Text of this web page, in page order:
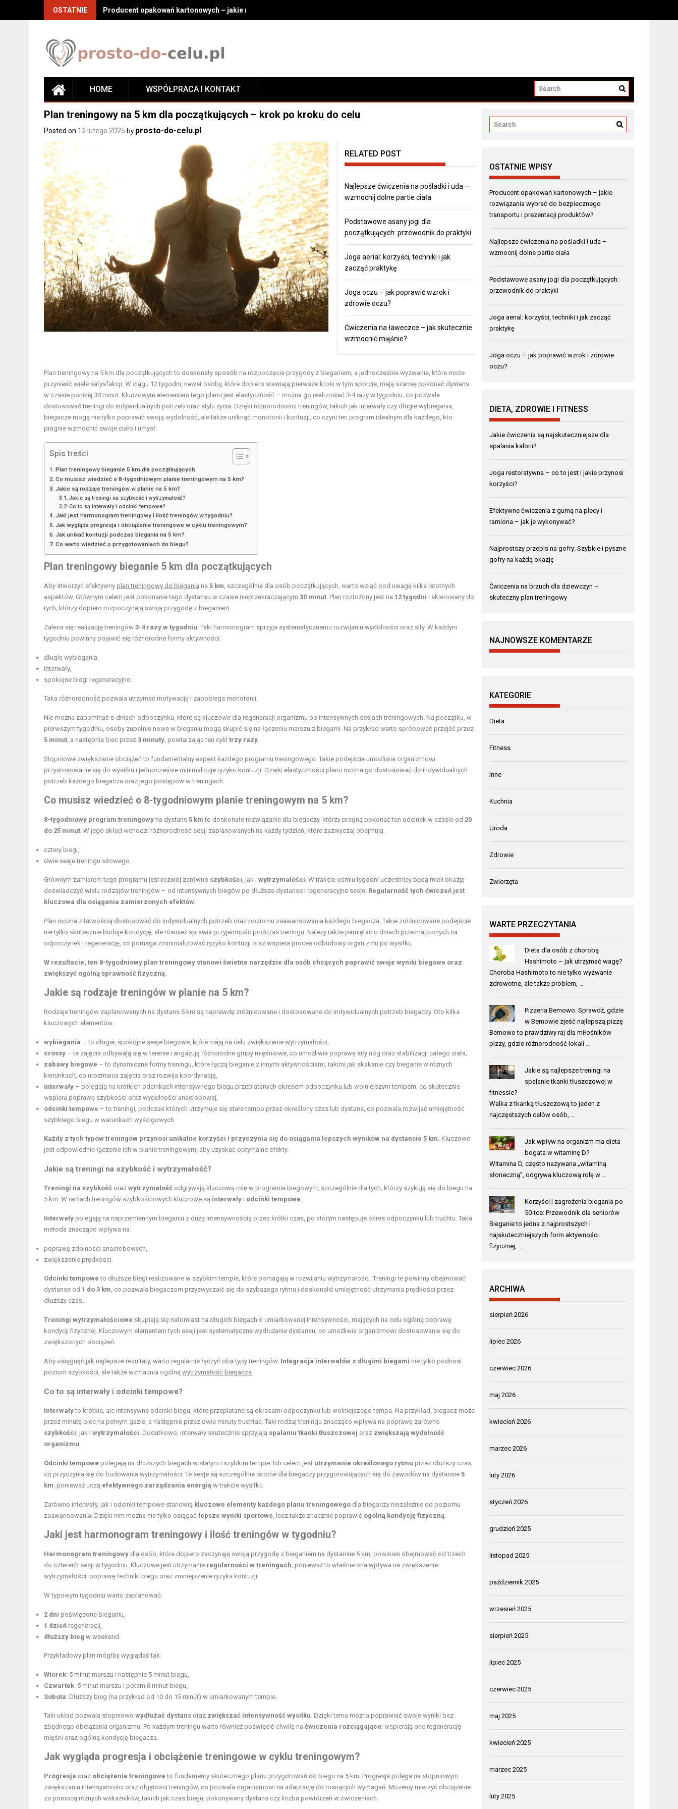
OSTATNIE Producent opakowań kartonowych – jakie rozwiązania wybrać do bezpiecznego transportu i prezentacji produktów?
HOME WSPÓŁPRACA I KONTAKT
Plan treningowy na 5 km dla początkujących – krok po kroku do celu
Posted on 12 lutego 2025 by prosto-do-celu.pl
RELATED POST
Najlepsze ćwiczenia na pośladki i uda –
wzmocnij dolne partie ciała
Podstawowe asany jogi dla
początkujących: przewodnik do praktyki
Joga aerial: korzyści, techniki i jak
zacząć praktykę
Joga oczu – jak poprawić wzrok i
zdrowie oczu?
Ćwiczenia na ławeczce – jak skutecznie
wzmocnić mięśnie?
Plan treningowy na 5 km dla początkujących to doskonały sposób na rozpoczęcie przygody z bieganiem, a jednocześnie wyzwanie, które może
przynieść wiele satysfakcji. W ciągu 12 tygodni, nawet osoby, które dopiero stawiają pierwsze kroki w tym sporcie, mają szansę pokonać dystans
w czasie poniżej 30 minut. Kluczowym elementem tego planu jest elastyczność – można go realizować 3-4 razy w tygodniu, co pozwala
dostosować treningi do indywidualnych potrzeb oraz stylu życia. Dzięki różnorodności treningów, takich jak interwały czy długie wybiegania,
biegacze mogą nie tylko poprawić swoją wydolność, ale także uniknąć monotonii i kontuzji, co czyni ten program idealnym dla każdego, kto
pragnie wzmocnić swoje ciało i umysł.
Spis treści
Plan treningowy bieganie 5 km dla początkujących
Co musisz wiedzieć o 8-tygodniowym planie treningowym na 5 km?
Jakie są rodzaje treningów w planie na 5 km?
Jakie są treningi na szybkość i wytrzymałość?
Co to są interwały i odcinki tempowe?
Jaki jest harmonogram treningowy i ilość treningów w tygodniu?
Jak wygląda progresja i obciążenie treningowe w cyklu treningowym?
Jak unikać kontuzji podczas biegania na 5 km?
Co warto wiedzieć o przygotowaniach do biegu?
Plan treningowy bieganie 5 km dla początkujących
Aby stworzyć efektywny plan treningowy do biegania na 5 km, szczególnie dla osób początkujących, warto wziąć pod uwagę kilka istotnych
aspektów. Głównym celem jest pokonanie tego dystansu w czasie nieprzekraczającym 30 minut. Plan rozłożony jest na 12 tygodni i skierowany do
tych, którzy dopiero rozpoczynają swoją przygodę z bieganiem.
Zaleca się realizację treningów 3-4 razy w tygodniu. Taki harmonogram sprzyja systematycznemu rozwijaniu wydolności oraz siły. W każdym
tygodniu powinny pojawić się różnorodne formy aktywności:
długie wybiegania,
interwały,
spokojne biegi regeneracyjne.
Taka różnorodność pozwala utrzymać motywację i zapobiega monotonii.
Nie można zapominać o dniach odpoczynku, które są kluczowe dla regeneracji organizmu po intensywnych sesjach treningowych. Na początku, w
pierwszym tygodniu, osoby zupełnie nowe w bieganiu mogą skupić się na łączeniu marszu z biegami. Na przykład warto spróbować przejść przez
5 minut, a następnie biec przez 3 minuty, powtarzając ten cykl trzy razy.
Stopniowe zwiększanie obciążeń to fundamentalny aspekt każdego programu treningowego. Takie podejście umożliwia organizmowi
przystosowanie się do wysiłku i jednocześnie minimalizuje ryzyko kontuzji. Dzięki elastyczności planu można go dostosować do indywidualnych
potrzeb każdego biegacza oraz jego postępów w treningach.
Co musisz wiedzieć o 8-tygodniowym planie treningowym na 5 km?
8-tygodniowy program treningowy na dystans 5 km to doskonałe rozwiązanie dla biegaczy, którzy pragną pokonać ten odcinek w czasie od 20
do 25 minut. W jego skład wchodzi różnorodność sesji zaplanowanych na każdy tydzień, które zazwyczaj obejmują:
cztery biegi,
dwie sesje treningu siłowego.
Głównym zamiarem tego programu jest rozwój zarówno szybkości, jak i wytrzymałości. W trakcie ośmiu tygodni uczestnicy będą mieli okazję
doświadczyć wielu rodzajów treningów – od intensywnych biegów po dłuższe dystanse i regeneracyjne sesje. Regularność tych ćwiczeń jest
kluczowa dla osiągania zamierzonych efektów.
Plan można z łatwością dostosować do indywidualnych potrzeb oraz poziomu zaawansowania każdego biegacza. Takie zróżnicowane podejście
nie tylko skutecznie buduje kondycję, ale również sprawia przyjemność podczas treningu. Należy także pamiętać o dniach przeznaczonych na
odpoczynek i regenerację, co pomaga zminimalizować ryzyko kontuzji oraz wspiera proces odbudowy organizmu po wysiłku.
W rezultacie, ten 8-tygodniowy plan treningowy stanowi świetne narzędzie dla osób chcących poprawić swoje wyniki biegowe oraz
zwiększyć ogólną sprawność fizyczną.
Jakie są rodzaje treningów w planie na 5 km?
Rodzaje treningów zaplanowanych na dystans 5 km są naprawdę zróżnicowane i dostosowane do indywidualnych potrzeb biegaczy. Oto kilka
kluczowych elementów:
wybiegania – to długie, spokojne sesje biegowe, które mają na celu zwiększenie wytrzymałości,
crossy – te zajęcia odbywają się w terenie i angażują różnorodne grupy mięśniowe, co umożliwia poprawę siły nóg oraz stabilizacji całego ciała,
zabawy biegowe – to dynamiczne formy treningu, które łączą bieganie z innymi aktywnościami, takimi jak skakanie czy bieganie w różnych
kierunkach, co urozmaica zajęcia oraz rozwija koordynację,
interwały – polegają na krótkich odcinkach intensywnego biegu przeplatanych okresem odpoczynku lub wolniejszym tempem, co skutecznie
wspiera poprawę szybkości oraz wydolności anaerobowej,
odcinki tempowe – to treningi, podczas których utrzymuje się stałe tempo przez określony czas lub dystans, co pozwala rozwijać umiejętność
szybkiego biegu w warunkach wyścigowych.
Każdy z tych typów treningów przynosi unikalne korzyści i przyczynia się do osiągania lepszych wyników na dystansie 5 km. Kluczowe
jest odpowiednie łączenie ich w planie treningowym, aby uzyskać optymalne efekty.
Jakie są treningi na szybkość i wytrzymałość?
Treningi na szybkość oraz wytrzymałość odgrywają kluczową rolę w programie biegowym, szczególnie dla tych, którzy szykują się do biegu na
5 km. W ramach treningów szybkościowych kluczowe są interwały i odcinki tempowe.
Interwały polegają na naprzemiennym bieganiu z dużą intensywnością przez krótki czas, po którym następuje okres odpoczynku lub truchtu. Taka
metoda znacząco wpływa na:
poprawę zdolności anaerobowych,
zwiększenie prędkości.
Odcinki tempowe to dłuższe biegi realizowane w szybkim tempie, które pomagają w rozwijaniu wytrzymałości. Treningi te powinny obejmować
dystanse od 1 do 3 km, co pozwala biegaczom przyzwyczaić się do szybszego rytmu i doskonalić umiejętność utrzymania prędkości przez
dłuższy czas.
Treningi wytrzymałościowe skupiają się natomiast na długich biegach o umiarkowanej intensywności, mających na celu ogólną poprawę
kondycji fizycznej. Kluczowym elementem tych sesji jest systematyczne wydłużanie dystansu, co umożliwia organizmowi dostosowanie się do
zwiększonych obciążeń.
Aby osiągnąć jak najlepsze rezultaty, warto regularnie łączyć oba typy treningów. Integracja interwałów z długimi biegami nie tylko podnosi
poziom szybkości, ale także wzmacnia ogólną wytrzymałość biegacza.
Co to są interwały i odcinki tempowe?
Interwałyto krótkie, ale intensywne odcinki biegu, które przeplatane są okresami odpoczynku lub wolniejszego tempa. Na przykład, biegacz może
przez minutę biec na pełnym gazie, a następnie przez dwie minuty truchtać. Taki rodzaj treningu znacząco wpływa na poprawę zarówno
szybkości, jak i wytrzymałości. Dodatkowo, interwały skutecznie sprzyjają spalaniu tkanki tłuszczowej oraz zwiększają wydolność
organizmu.
Odcinki tempowe polegają na dłuższych biegach w stałym i szybkim tempie. Ich celem jest utrzymanie określonego rytmu przez dłuższy czas,
co przyczynia się do budowania wytrzymałości. Te sesje są szczególnie istotne dla biegaczy przygotowujących się do zawodów na dystansie 5
km, ponieważ uczą efektywnego zarządzania energią w trakcie wysiłku.
Zarówno interwały, jak i odcinki tempowe stanowią kluczowe elementy każdego planu treningowego dla biegaczy niezależnie od poziomu
zaawansowania. Dzięki nim można nie tylko osiągać lepsze wyniki sportowe, lecz także znacznie poprawić ogólną kondycję fizyczną.
Jaki jest harmonogram treningowy i ilość treningów w tygodniu?
Harmonogram treningowy dla osób, które dopiero zaczynają swoją przygodę z bieganiem na dystansie 5 km, powinien obejmować od trzech
do czterech sesji w tygodniu. Kluczowe jest utrzymanie regularności w treningach, ponieważ to właśnie ona wpływa na zwiększenie
wytrzymałości, poprawę techniki biegu oraz zmniejszenie ryzyka kontuzji.
W typowym tygodniu warto zaplanować:
2 dni poświęcone bieganiu,
1 dzień regeneracji,
dłuższy bieg w weekend.
Przykładowy plan mógłby wyglądać tak:
Wtorek: 5 minut marszu i następnie 5 minut biegu,
Czwartek: 5 minut marszu i potem 8 minut biegu,
Sobota: Dłuższy bieg (na przykład od 10 do 15 minut) w umiarkowanym tempie.
Taki układ pozwala stopniowo wydłużać dystans oraz zwiększać intensywność wysiłku. Dzięki temu można poprawiać swoje wyniki bez
zbędnego obciążania organizmu. Po każdym treningu warto również poświęcić chwilę na ćwiczenia rozciągające; wspierają one regenerację
mięśni oraz ogólną kondycję biegacza.
Jak wygląda progresja i obciążenie treningowe w cyklu treningowym?
Progresja oraz obciążenie treningowe to fundamenty skutecznego planu przygotowań do biegu na 5 km. Progresja polega na stopniowym
zwiększaniu intensywności oraz objętości treningów, co pozwala organizmowi na adaptację do rosnących wymagań. Możemy mierzyć obciążenie
za pomocą różnych wskaźników, takich jak czas biegu, pokonywany dystans czy liczba powtórzeń w ćwiczeniach.
OSTATNIE WPISY
Producent opakowań kartonowych – jakie
rozwiązania wybrać do bezpiecznego
transportu i prezentacji produktów?
Najlepsze ćwiczenia na pośladki i uda –
wzmocnij dolne partie ciała
Podstawowe asany jogi dla początkujących:
przewodnik do praktyki
Joga aerial: korzyści, techniki i jak zacząć
praktykę
Joga oczu – jak poprawić wzrok i zdrowie
oczu?
DIETA, ZDROWIE I FITNESS
Jakie ćwiczenia są najskuteczniejsze dla
spalania kalorii?
Joga restoratywna – co to jest i jakie przynosi
korzyści?
Efektywne ćwiczenia z gumą na plecy i
ramiona – jak je wykonywać?
Najprostszy przepis na gofry: Szybkie i pyszne
gofry na każdą okazję
Ćwiczenia na brzuch dla dziewczyn –
skuteczny plan treningowy
NAJNOWSZE KOMENTARZE
KATEGORIE
Dieta
Fitness
Inne
Kuchnia
Uroda
Zdrowie
Zwierzęta
WARTE PRZECZYTANIA
Dieta dla osób z chorobą
Hashimoto – jak utrzymać wagę?
Choroba Hashimoto to nie tylko wyzwanie
zdrowotne, ale także problem, …
Pizzeria Bemowo: Sprawdź, gdzie
w Bemowie zjeść najlepszą pizzę
Bemowo to prawdziwy raj dla miłośników
pizzy, gdzie różnorodność lokali …
Jakie są najlepsze treningi na
spalanie tkanki tłuszczowej w
fitnessie?
Walka z tkanką tłuszczową to jeden z
najczęstszych celów osób, …
Jak wpływ na organizm ma dieta
bogata w witaminę D?
Witamina D, często nazywana „witaminą
słoneczną”, odgrywa kluczową rolę w …
Korzyści i zagrożenia biegania po
50-tce: Przewodnik dla seniorów
Bieganie to jedna z najprostszych i
najskuteczniejszych form aktywności
fizycznej, …
ARCHIWA
sierpień 2026
lipiec 2026
czerwiec 2026
maj 2026
kwiecień 2026
marzec 2026
luty 2026
styczeń 2026
grudzień 2025
listopad 2025
październik 2025
wrzesień 2025
sierpień 2025
lipiec 2025
czerwiec 2025
maj 2025
kwiecień 2025
marzec 2025
luty 2025